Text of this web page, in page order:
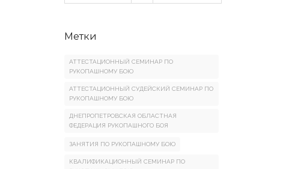
Метки
АТТЕСТАЦИОННЫЙ СЕМИНАР ПО
РУКОПАШНОМУ БОЮ
АТТЕСТАЦИОННЫЙ СУДЕЙСКИЙ СЕМИНАР ПО
РУКОПАШНОМУ БОЮ
ДНЕПРОПЕТРОВСКАЯ ОБЛАСТНАЯ
ФЕДЕРАЦИЯ РУКОПАШНОГО БОЯ
ЗАНЯТИЯ ПО РУКОПАШНОМУ БОЮ
КВАЛИФИКАЦИОННЫЙ СЕМИНАР ПО